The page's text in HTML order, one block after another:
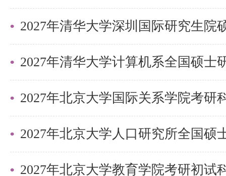
四、相关提醒
申请人须在2024年9月14日16:00
2024年9月18日09:00之前完成电
期不再接受申请。北大研招网报
料、寄送纸版申请材料，其中一
不成功。
已通过邮件发送或寄（送）达的
2027年清华大学深圳国际研究生院
2027年北京大学国际关系学院考研
2027年北京大学教育学院考研初试